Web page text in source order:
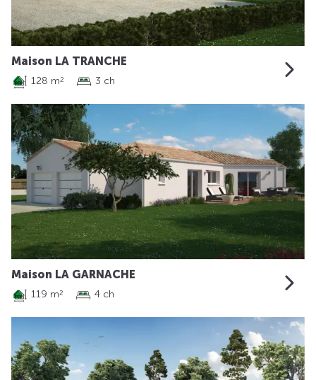
Maison LA TRANCHE
128 m2 3 ch
Maison LA GARNACHE
119 m2 4 ch